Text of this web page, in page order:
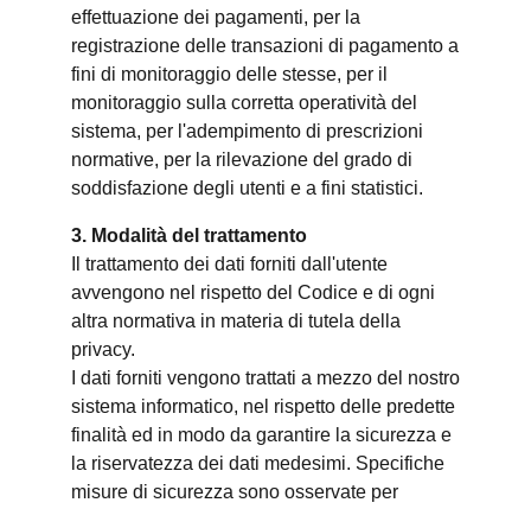
effettuazione dei pagamenti, per la
registrazione delle transazioni di pagamento a
fini di monitoraggio delle stesse, per il
monitoraggio sulla corretta operatività del
sistema, per l'adempimento di prescrizioni
normative, per la rilevazione del grado di
soddisfazione degli utenti e a fini statistici.
3. Modalità del trattamento
Il trattamento dei dati forniti dall'utente
avvengono nel rispetto del Codice e di ogni
altra normativa in materia di tutela della
privacy.
I dati forniti vengono trattati a mezzo del nostro
sistema informatico, nel rispetto delle predette
finalità ed in modo da garantire la sicurezza e
la riservatezza dei dati medesimi. Specifiche
misure di sicurezza sono osservate per